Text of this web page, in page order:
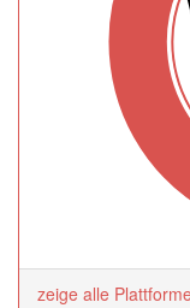
zeige alle